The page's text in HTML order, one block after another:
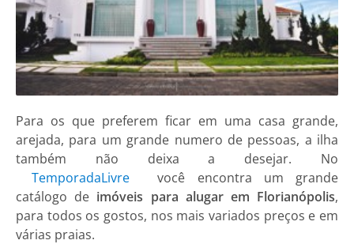
Para os que preferem ficar em uma casa grande,
arejada, para um grande numero de pessoas, a ilha
também não deixa a desejar. No
TemporadaLivre
você encontra um grande
catálogo de imóveis para alugar em Florianópolis,
para todos os gostos, nos mais variados preços e em
várias praias.